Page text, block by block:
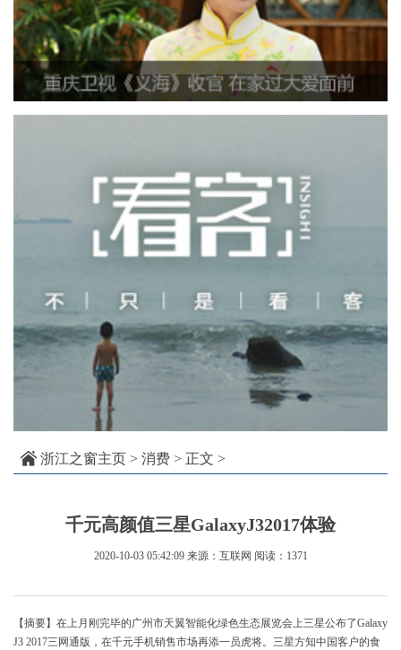
浙江之窗主页 > 消费 > 正文 >
千元高颜值三星GalaxyJ32017体验
2020-10-03 05:42:09 来源：互联网 阅读：1371
【摘要】在上月刚完毕的广州市天翼智能化绿色生态展览会上三星公布了Galaxy
J3 2017三网通版，在千元手机销售市场再添一员虎将。三星方知中国客户的食